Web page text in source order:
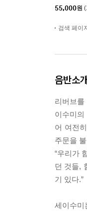
컬러 LP]
55,000원
검색 페이
음반소
리버브를
이수미의
어 여전
주문을
“우리가
던 것들,
기 있다.”
세이수미